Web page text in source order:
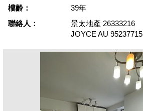
樓齡：
39年
聯絡人：
景太地產 26333216
JOYCE AU 95237715